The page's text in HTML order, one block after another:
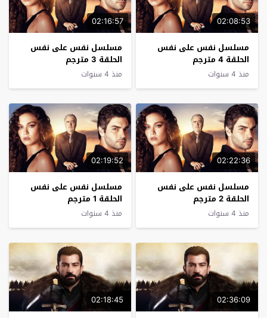
02:08:53
مسلسل نفس على نفس
الحلقة 4 مترجم
منذ 4 سنوات
02:16:57
مسلسل نفس على نفس
الحلقة 3 مترجم
منذ 4 سنوات
02:22:36
مسلسل نفس على نفس
الحلقة 2 مترجم
منذ 4 سنوات
02:19:52
مسلسل نفس على نفس
الحلقة 1 مترجم
منذ 4 سنوات
02:36:09
02:18:45